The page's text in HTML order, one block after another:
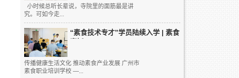
小时候总听长辈说，寺院里的面筋最是讲
究。可如今走...
“素食技术专才”学员陆续入学 | 素食
传播健康生活文化 推动素食产业发展 广州市
素食职业培训学校 —...